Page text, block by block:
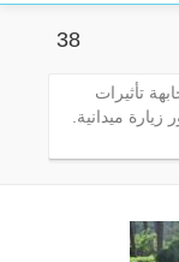
38
تأثيرات
ميدانية.